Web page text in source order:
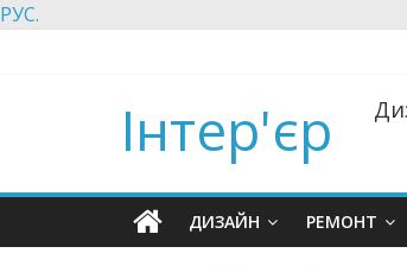
РУС.
Інтер'єр
ДИЗАЙН РЕМОНТ